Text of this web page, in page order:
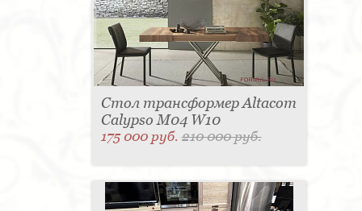
Стол трансформер Altacom
Calypso M04 W10
175 000 руб.210 000 руб.